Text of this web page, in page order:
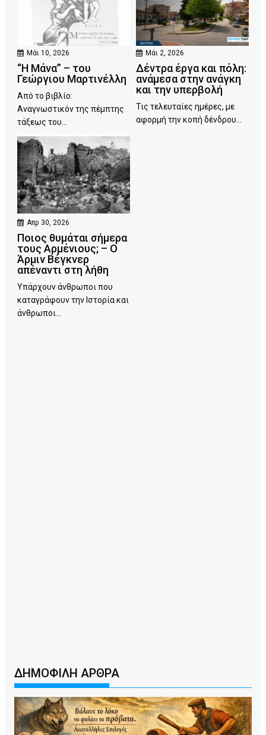
Μάι 10, 2026
“Η Μάνα” – του
Γεώργιου Μαρτινέλλη
Από το βιβλίο:
Αναγνωστικόν της πέμπτης
τάξεως του...
Μάι 2, 2026
Δέντρα έργα και πόλη:
ανάμεσα στην ανάγκη
και την υπερβολή
Τις τελευταίες ημέρες, με
αφορμή την κοπή δένδρου...
Απρ 30, 2026
Ποιος θυμάται σήμερα
τους Αρμένιους; – Ο
Άρμιν Βέγκνερ
απέναντι στη λήθη
Υπάρχουν άνθρωποι που
καταγράφουν την Ιστορία και
άνθρωποι...
ΔΗΜΟΦΙΛΗ ΑΡΘΡΑ